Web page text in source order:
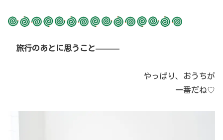
旅行のあとに思うこと———
やっぱり、おうちが
一番だね♡